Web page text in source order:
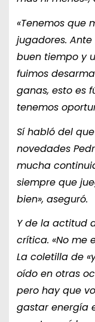
«Tenemos que
jugadores.
buen tiempo y
fuimos
ganas, esto es
tenemos
Sí habló del
novedades
mucha
siempre que
bien», aseguró.
Y de la actitud
crítica. «No me
La coletilla de
oído en otras
pero hay que
gastar energía